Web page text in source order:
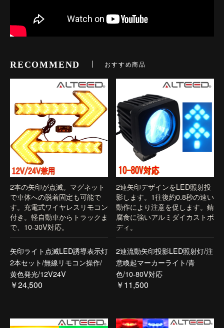
RECOMMEND おすすめ商品
2本の矢印が点滅。マグネット
で車体への脱着固定も可能で
す。充電式ワイヤレスリモコン
付き。軽自動車からトラックま
で、10-30V対応。
矢印ライト点滅LED誘導表示灯
2本セット/無線リモコン操作/
黄色発光/12V24V
￥24,500
2連矢印デザインをLED照射投
影します。1往復約0.8秒の速い
動作により注意を促します。錆
腐食に強いアルミダイカストボ
ディ。
2連流動矢印投影LED照射灯/注
意喚起マーカーライト/青
色/10-80V対応
￥11,500